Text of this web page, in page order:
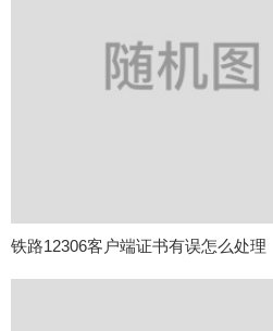
铁路12306客户端证书有误怎么处理